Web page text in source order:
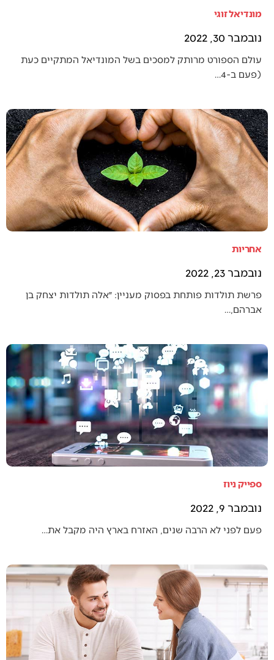
מונדיאל זוגי
נובמבר 30, 2022
עולם הספורט מרותק למסכים בשל המונדיאל המתקיים כעת
(פעם ב-4…
אחריות
נובמבר 23, 2022
פרשת תולדות פותחת בפסוק מעניין: ״אלה תולדות יצחק בן
אברהם,…
ספייק ניוז
נובמבר 9, 2022
פעם לפני לא הרבה שנים, האזרח בארץ היה מקבל את…